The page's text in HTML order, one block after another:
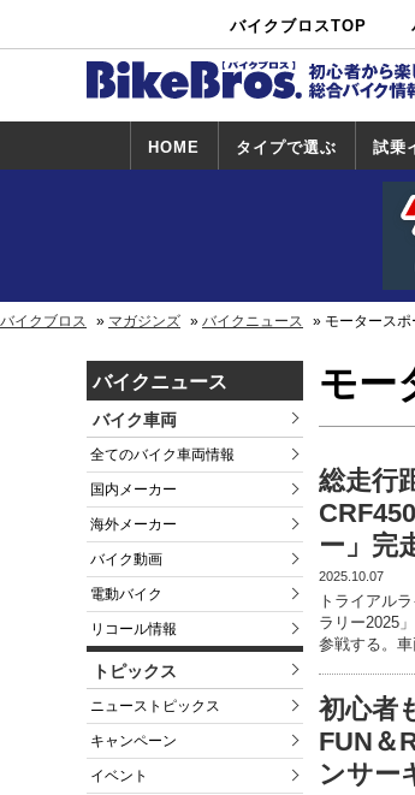
バイクブロスTOP
HOME タイプで選ぶ 試乗
試乗
一覧
ホン
ヤマ
スズ
カワ
ハー
BMW
トラ
ドゥ
バイクブロス マガジンズ バイクニュース モータース
バイクニュース
バイク車両
全てのバイク車両情報
国内メーカー
海外メーカー
バイク動画
電動バイク
リコール情報
トピックス
ニューストピックス
キャンペーン
イベント
モー
総走行
ー」完
2025.10.07
トライアル
ラリー2025
参戦する。
初心者
FUN＆
ンサー